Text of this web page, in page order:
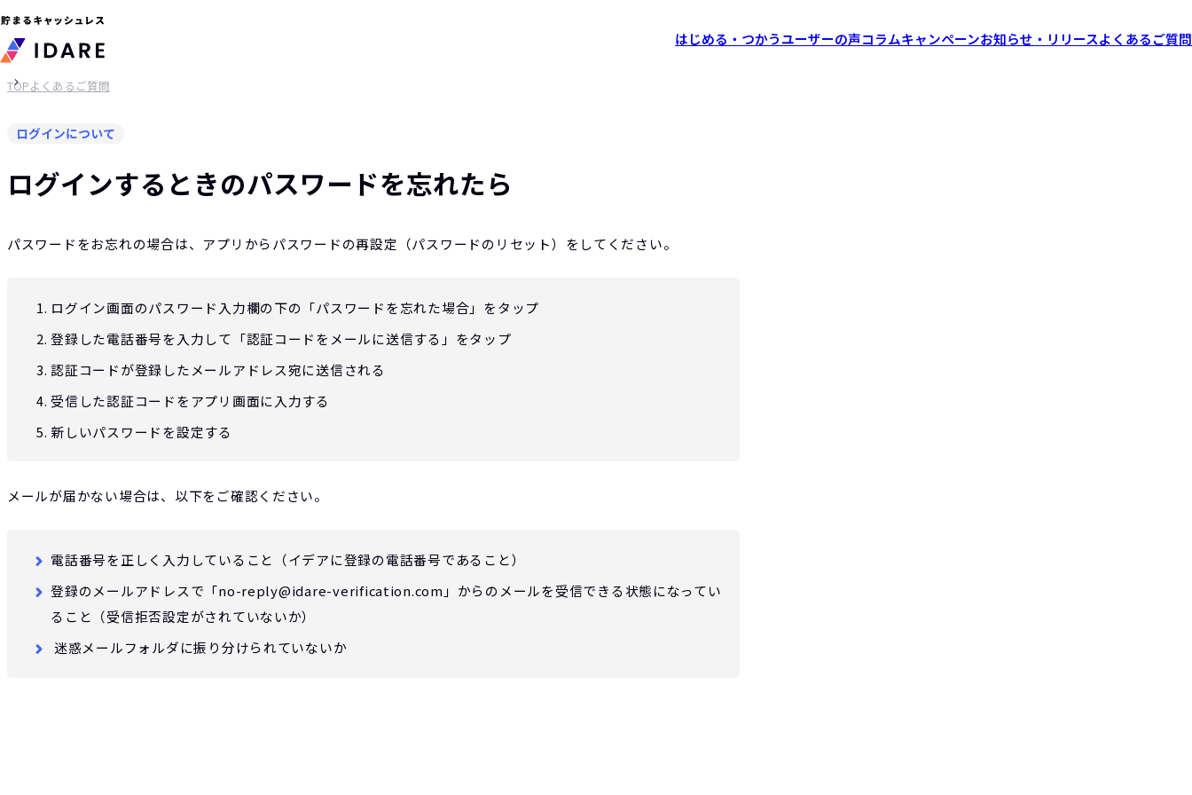
はじめる・つかうユーザーの声コラムキャンペーンお知らせ・リリースよくあるご質問
TOPよくあるご質問
ログインについて
ログインするときのパスワードを忘れたら
パスワードをお忘れの場合は、アプリからパスワードの再設定（パスワードのリセット）をしてください。
ログイン画面のパスワード入力欄の下の「パスワードを忘れた場合」をタップ
登録した電話番号を入力して「認証コードをメールに送信する」をタップ
認証コードが登録した メールアドレス宛に送信される
受信した認証コードをアプリ画面に入力する
新しいパスワードを設定する
メールが届かない場合は、以下をご確認ください。
電話番号を正しく入力していること（イデアに登録の電話番号であること）
登録のメールアドレスで「no-reply@idare-verification.com」からのメールを受信できる状態になってい
ること（受信拒否設定がされていないか）
迷惑メールフォルダに振り分けられていないか